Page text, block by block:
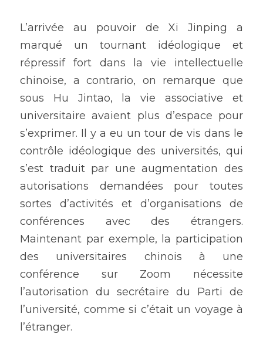
L’arrivée au pouvoir de Xi Jinping a
marqué un tournant idéologique et
répressif fort dans la vie intellectuelle
chinoise, a contrario, on remarque que
sous Hu Jintao, la vie associative et
universitaire avaient plus d’espace pour
s’exprimer. Il y a eu un tour de vis dans le
contrôle idéologique des universités, qui
s’est traduit par une augmentation des
autorisations demandées pour toutes
sortes d’activités et d’organisations de
conférences avec des étrangers.
Maintenant par exemple, la participation
des universitaires chinois à une
conférence sur Zoom nécessite
l’autorisation du secrétaire du Parti de
l’université, comme si c’était un voyage à
l’étranger.